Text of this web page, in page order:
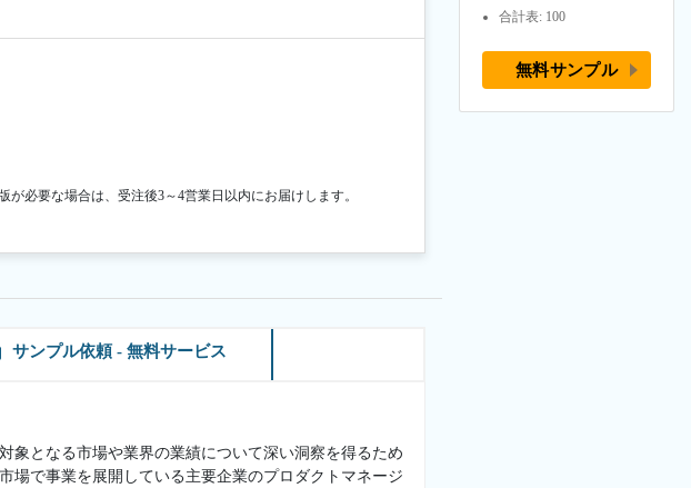
必要な場合は、受注後3～4営業日以内にお届けします。
サンプル依頼 - 無料サービス
象となる市場や業界の業績について深い洞察を得るため
場で事業を展開している主要企業のプロダクトマネージ
合計表: 100
無料サンプル